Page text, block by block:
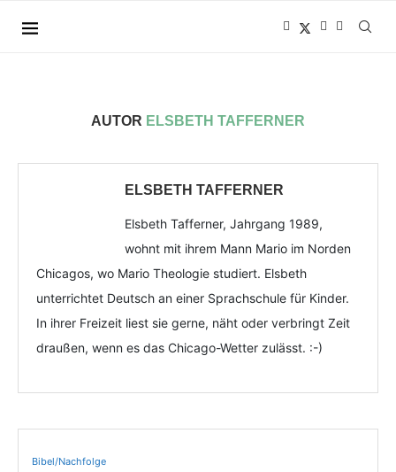
AUTOR ELSBETH TAFFERNER
ELSBETH TAFFERNER
Elsbeth Tafferner, Jahrgang 1989,
wohnt mit ihrem Mann Mario im Norden
Chicagos, wo Mario Theologie studiert. Elsbeth
unterrichtet Deutsch an einer Sprachschule für Kinder.
In ihrer Freizeit liest sie gerne, näht oder verbringt Zeit
draußen, wenn es das Chicago-Wetter zulässt. :-)
Bibel/Nachfolge